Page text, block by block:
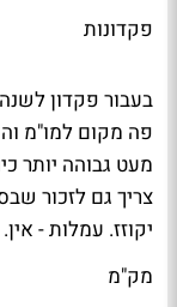
פקדונות
פה מקום למו"מ
מעט גבוהה יותר
יקוזז. עמלות -
מק"מ